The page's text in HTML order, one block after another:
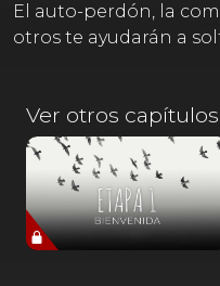
El auto-perdón, la
otros te ayudarán a
Ver otros capítulos